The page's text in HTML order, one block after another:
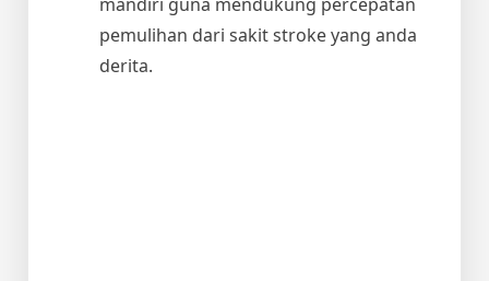
pemulihan dari sakit stroke yang anda
derita.